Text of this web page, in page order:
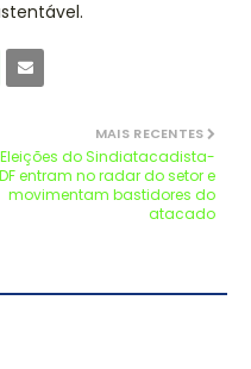
MAIS RECENTES
Eleições do Sindiatacadista-
DF entram no radar do setor e
movimentam bastidores do
atacado